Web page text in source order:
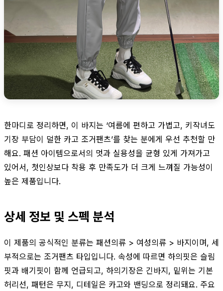
한마디로 정리하면, 이 바지는 ‘여름에 편하고 가볍고, 키작녀도
기장 부담이 덜한 카고 조거팬츠’를 찾는 분에게 우선 추천할 만
해요. 패션 아이템으로서의 멋과 실용성을 균형 있게 가져가고
있어서, 첫인상보다 착용 후 만족도가 더 크게 느껴질 가능성이
높은 제품입니다.
상세 정보 및 스펙 분석
이 제품의 공식적인 분류는 패션의류 > 여성의류 > 바지이며, 세
부적으로는 조거팬츠 타입입니다. 속성에 따르면 하의핏은 슬림
핏과 배기핏이 함께 언급되고, 하의기장은 긴바지, 밑위는 기본
허리선, 패턴은 무지, 디테일은 카고와 밴딩으로 정리돼요. 주요